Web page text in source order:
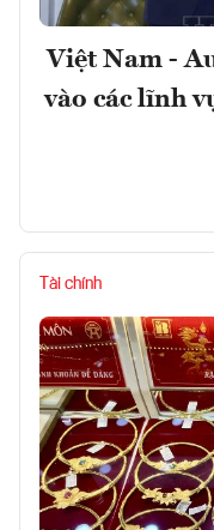
Việt Nam -
vào các lĩnh
Tài chính